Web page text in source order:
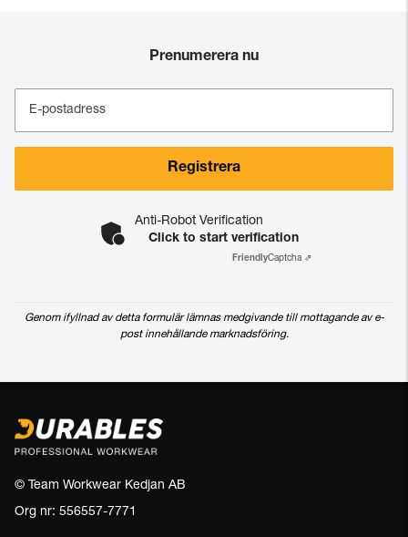
Prenumerera nu
E-postadress
Registrera
Anti-Robot Verification
Click to start verification
FriendlyCaptcha ⇗
Genom ifyllnad av detta formulär lämnas medgivande till mottagande av e-
post innehållande marknadsföring.
© Team Workwear Kedjan AB
Org nr: 556557-7771